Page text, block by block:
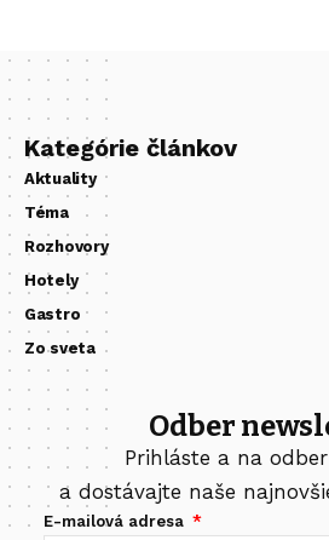
Kategórie článkov
Aktuality
Téma
Rozhovory
Hotely
Gastro
Zo sveta
Odber
Prihláste a na
a dostávajte naše
E-mailová adresa